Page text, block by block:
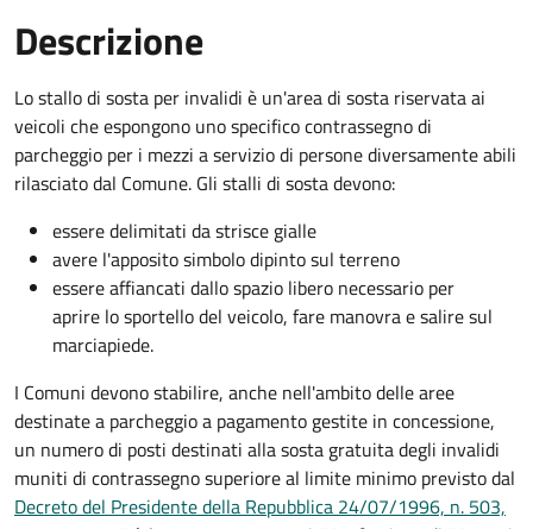
Descrizione
Lo stallo di sosta per invalidi è un'area di sosta riservata ai
veicoli che espongono uno specifico contrassegno di
parcheggio per i mezzi a servizio di persone diversamente abili
rilasciato dal Comune. Gli stalli di sosta devono:
essere delimitati da strisce gialle
avere l'apposito simbolo dipinto sul terreno
essere affiancati dallo spazio libero necessario per
aprire lo sportello del veicolo, fare manovra e salire sul
marciapiede.
I Comuni devono stabilire, anche nell'ambito delle aree
destinate a parcheggio a pagamento gestite in concessione,
un numero di posti destinati alla sosta gratuita degli invalidi
muniti di contrassegno superiore al limite minimo previsto dal
Decreto del Presidente della Repubblica 24/07/1996, n. 503,